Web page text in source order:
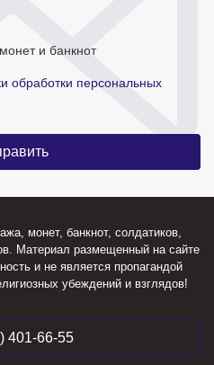
и банкнот
обработки персональных
монет, банкнот, солдатиков,
Материал размещенный на сайте
и не является пропагандой
убеждений и взглядов!
401-66-55